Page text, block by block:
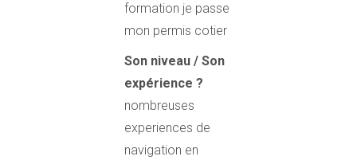
formation je passe
mon permis cotier
Son niveau / Son
expérience ?
nombreuses
experiences de
navigation en